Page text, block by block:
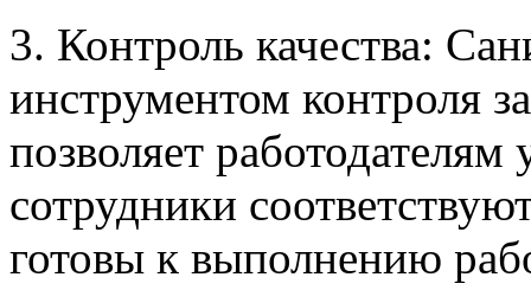
3. Контроль качества:
инструментом контроля
позволяет
сотрудники
готовы к выполнению